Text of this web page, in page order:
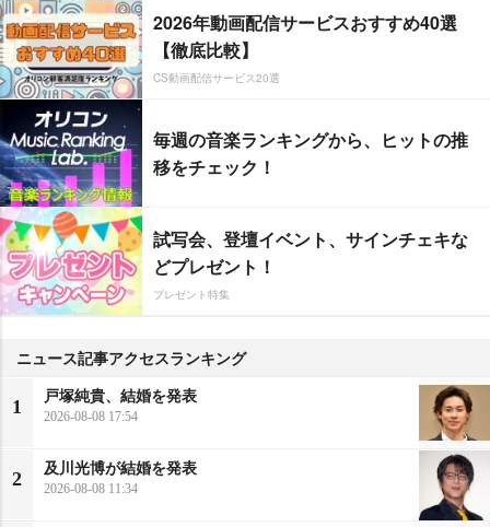
2026年動画配信サービスおすすめ40選
【徹底比較】
CS動画配信サービス20選
毎週の音楽ランキングから、ヒットの推
移をチェック！
試写会、登壇イベント、サインチェキな
どプレゼント！
プレゼント特集
ニュース記事アクセスランキング
1
戸塚純貴、結婚を発表
2026-08-08 17:54
2
及川光博が結婚を発表
2026-08-08 11:34